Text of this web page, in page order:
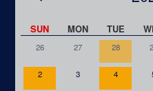
SUN MON TUE
26 27 28
2 3 4